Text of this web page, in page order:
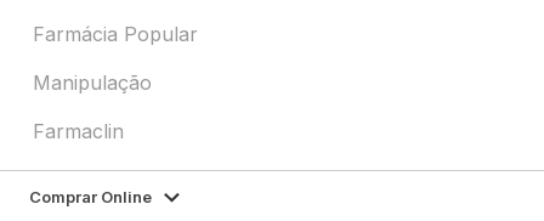
Farmácia Popular
Manipulação
Farmaclin
Comprar Online